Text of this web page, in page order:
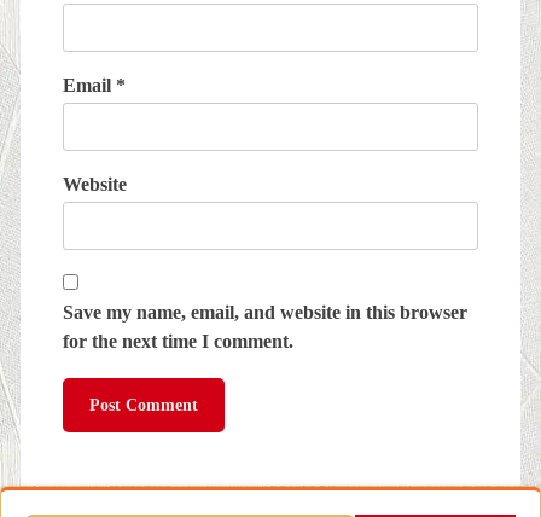
Email *
Website
Save my name, email, and website in this browser
for the next time I comment.